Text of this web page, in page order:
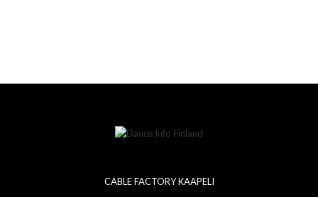
CABLE FACTORY KAAPELI